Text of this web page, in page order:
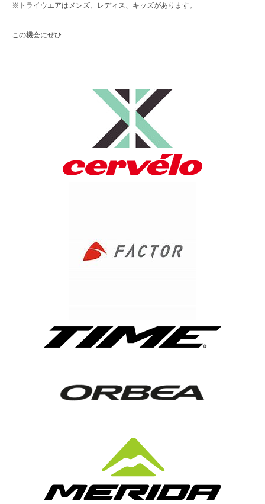
※トライウエアはメンズ、レディス、キッズがあります。
この機会にぜひ